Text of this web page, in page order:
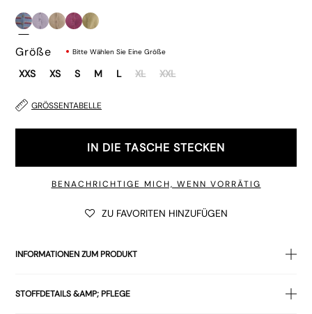
Größe Bitte Wählen Sie Eine Größe
XXS XS S M L XL XXL
GRÖSSENTABELLE
IN DIE TASCHE STECKEN
BENACHRICHTIGE MICH, WENN VORRÄTIG
ZU FAVORITEN HINZUFÜGEN
INFORMATIONEN ZUM PRODUKT
Audrina hat eine körperbetonte Passform mit langen Ärmeln,
STOFFDETAILS &AMP; PFLEGE